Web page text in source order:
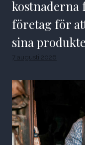
kostnaderna
företag för
sina
7 augusti 2026